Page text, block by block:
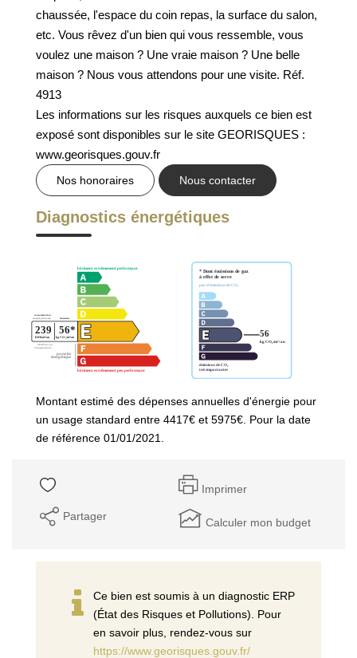
MENTIONS LÉGALES
chaussée, l'espace du coin repas, la surface du salon,
etc. Vous rêvez d'un bien qui vous ressemble, vous
voulez une maison ? Une vraie maison ? Une belle
maison ? Nous vous attendons pour une visite. Réf.
4913
Les informations sur les risques auxquels ce bien est
exposé sont disponibles sur le site GEORISQUES :
www.georisques.gouv.fr
Nos honoraires Nous contacter
Diagnostics énergétiques
Montant estimé des dépenses annuelles d'énergie pour
un usage standard entre 4417€ et 5975€. Pour la date
de référence 01/01/2021.
Imprimer
Partager Calculer mon budget
Ce bien est soumis à un diagnostic ERP
(État des Risques et Pollutions). Pour
en savoir plus, rendez-vous sur
https://www.georisques.gouv.fr/